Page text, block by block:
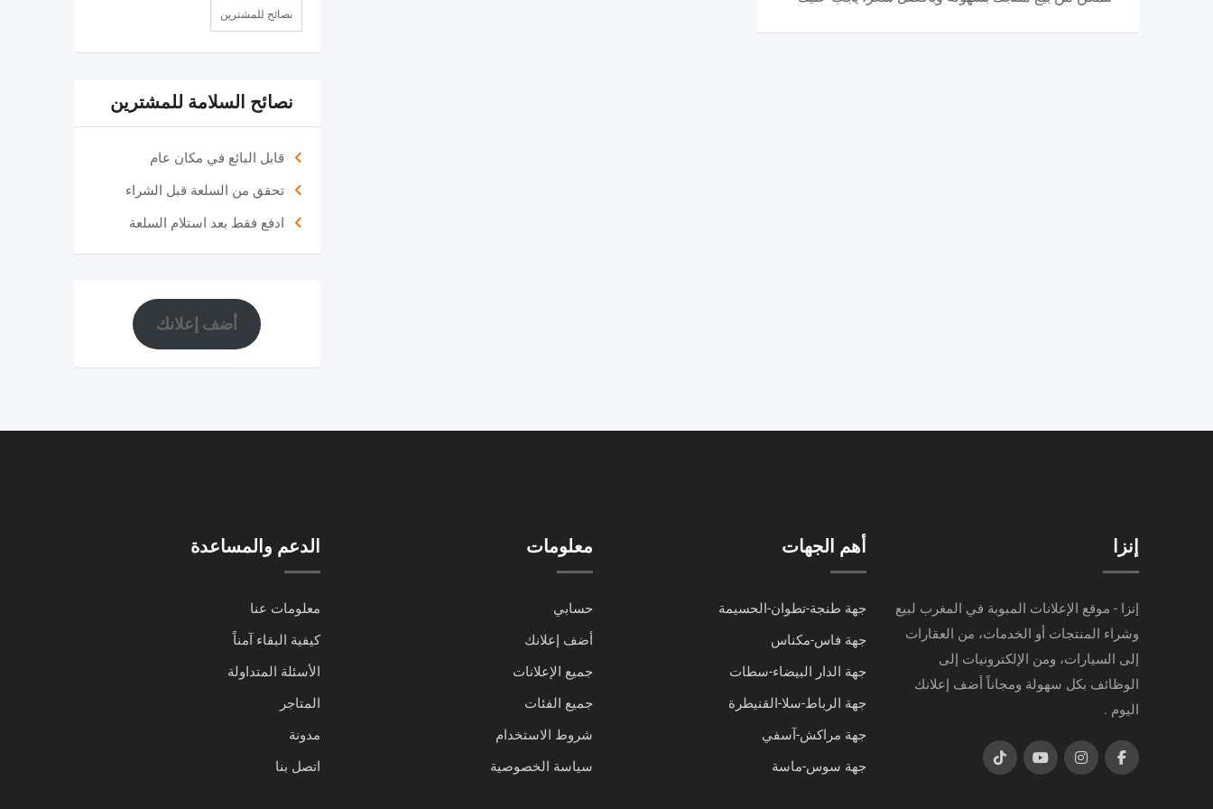
نصائح للمشترين
نصائح السلامة للمشترين
قابل البائع في مكان عام
تحقق من السلعة قبل الشراء
ادفع فقط بعد استلام السلعة
أضف إعلانك
إنزا
إنزا - موقع الإعلانات المبوبة في المغرب لبيع
وشراء المنتجات أو الخدمات، من العقارات
إلى السيارات، ومن الإلكترونيات إلى
الوظائف بكل سهولة ومجاناً أضف إعلانك
اليوم .
أهم الجهات
جهة طنجة-تطوان-الحسيمة
جهة فاس-مكناس
جهة الدار البيضاء-سطات
جهة الرباط-سلا-القنيطرة
جهة مراكش-آسفي
جهة سوس-ماسة
معلومات
حسابي
أضف إعلانك
جميع الإعلانات
جميع الفئات
شروط الاستخدام
سياسة الخصوصية
الدعم والمساعدة
معلومات عنا
كيفية البقاء آمناً
الأسئلة المتداولة
المتاجر
مدونة
اتصل بنا